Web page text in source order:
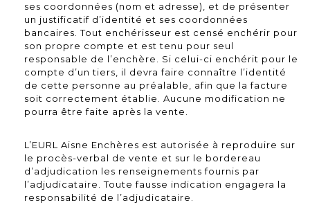
ses coordonnées (nom et adresse), et de présenter
un justificatif d’identité et ses coordonnées
bancaires. Tout enchérisseur est censé enchérir pour
son propre compte et est tenu pour seul
responsable de l’enchère. Si celui-ci enchérit pour le
compte d’un tiers, il devra faire connaître l’identité
de cette personne au préalable, afin que la facture
soit correctement établie. Aucune modification ne
pourra être faite après la vente.
L’EURL Aisne Enchères est autorisée à reproduire sur
le procès-verbal de vente et sur le bordereau
d’adjudication les renseignements fournis par
l’adjudicataire. Toute fausse indication engagera la
responsabilité de l’adjudicataire.